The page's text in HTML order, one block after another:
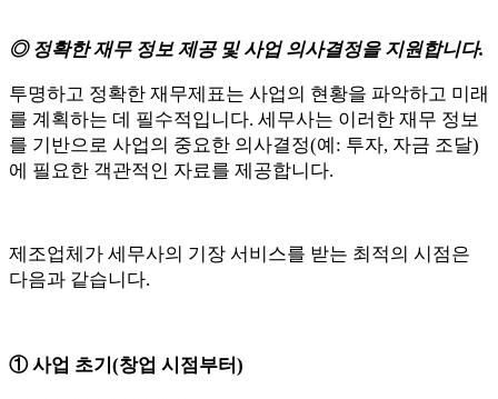
◎ 정확한 재무 정보 제공 및 사업 의사결정을 지원합니다.
투명하고 정확한 재무제표는 사업의 현황을 파악하고 미래
를 계획하는 데 필수적입니다. 세무사는 이러한 재무 정보
를 기반으로 사업의 중요한 의사결정(예: 투자, 자금 조달)
에 필요한 객관적인 자료를 제공합니다.
제조업체가 세무사의 기장 서비스를 받는 최적의 시점은
다음과 같습니다.
① 사업 초기(창업 시점부터)